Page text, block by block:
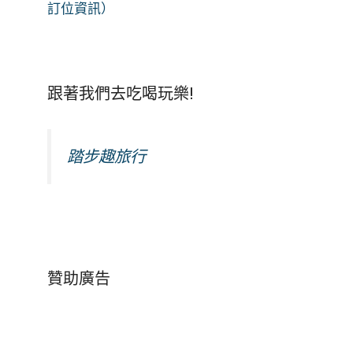
訂位資訊）
跟著我們去吃喝玩樂!
踏步趣旅行
贊助廣告